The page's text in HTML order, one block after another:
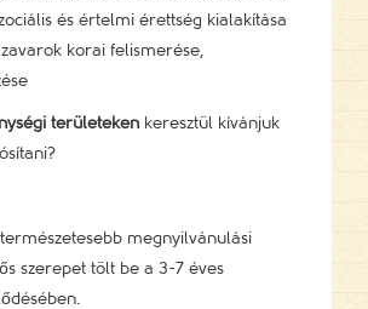
és értelmi érettség kialakítása
zavarok korai felismerése,
területeken keresztül kívánjuk
megnyilvánulási
szerepet tölt be a 3-7 éves